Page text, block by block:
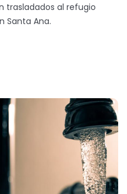
trasladados al refugio
Santa Ana.